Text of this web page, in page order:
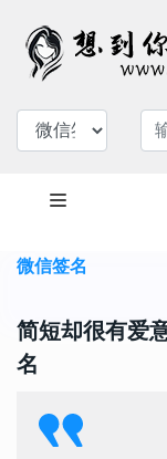
微信签名
简短却很有爱
名